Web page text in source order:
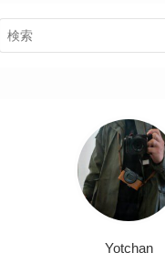
Yotchan